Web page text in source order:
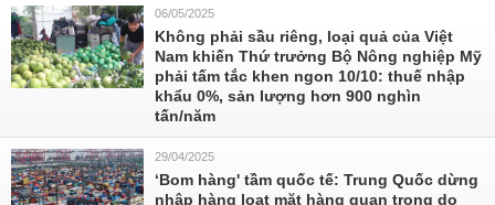
06/05/2025
Không phải sầu riêng, loại quả của Việt
Nam khiến Thứ trưởng Bộ Nông nghiệp Mỹ
phải tấm tắc khen ngon 10/10: thuế nhập
khẩu 0%, sản lượng hơn 900 nghìn
tấn/năm
29/04/2025
‘Bom hàng' tầm quốc tế: Trung Quốc dừng
nhập hàng loạt mặt hàng quan trọng do